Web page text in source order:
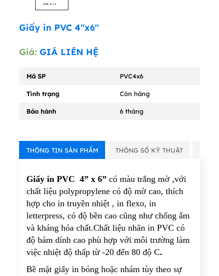
Giấy in PVC 4"x6"
Giá: GIÁ LIÊN HỆ
Mã SP PVC4x6
Tình trạng Còn hàng
Bảo hành 6 tháng
THÔNG TIN SẢN PHẨM THÔNG SỐ KỸ THUẬT
Giấy in PVC 4” x 6” có màu trắng mờ ,với
chất liệu polypropylene có độ mờ cao, thích
hợp cho in truyền nhiệt , in flexo, in
letterpress, có độ bền cao cũng như chống ẩm
và kháng hóa chất.Chất liệu nhãn in PVC có
độ bám dính cao phù hợp với môi trường làm
việc nhiệt độ thấp từ -20 đến 80 độ C.
Bề mặt giấy in bóng hoặc nhám tùy theo sự